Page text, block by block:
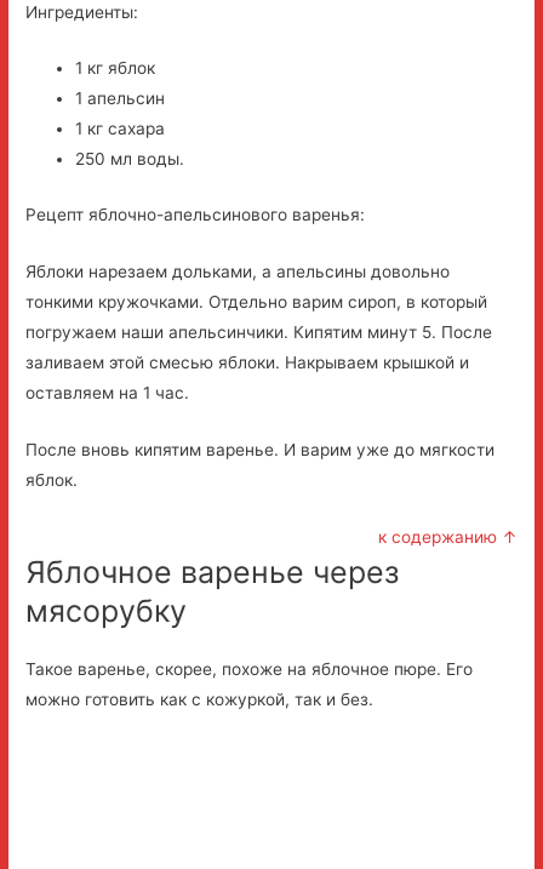
Ингредиенты:
1 кг яблок
1 апельсин
1 кг сахара
250 мл воды.
Рецепт яблочно-апельсинового варенья:
Яблоки нарезаем дольками, а апельсины довольно
тонкими кружочками. Отдельно варим сироп, в который
погружаем наши апельсинчики. Кипятим минут 5. После
заливаем этой смесью яблоки. Накрываем крышкой и
оставляем на 1 час.
После вновь кипятим варенье. И варим уже до мягкости
яблок.
к содержанию ↑
Яблочное варенье через
мясорубку
Такое варенье, скорее, похоже на яблочное пюре. Его
можно готовить как с кожуркой, так и без.